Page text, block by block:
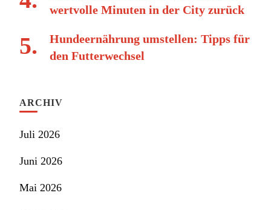
wertvolle Minuten in der City zurück
Hundeernährung umstellen: Tipps für
den Futterwechsel
ARCHIV
Juli 2026
Juni 2026
Mai 2026